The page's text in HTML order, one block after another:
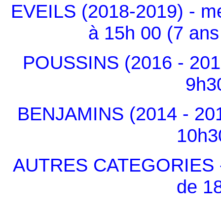
EVEILS (2018-2019) -
à 15h 00 (7
POUSSINS (2016 -
BENJAMINS (2014 -
AUTRES
de